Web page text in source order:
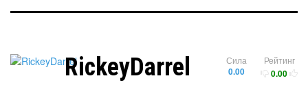
Рейтинг
0.00
Сила
0.00
RickeyDarrel